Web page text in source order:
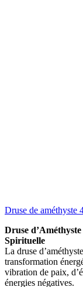
Druse de améthyste
Druse
Spirituelle
La druse
transformation
vibration de paix,
énergies négatives.